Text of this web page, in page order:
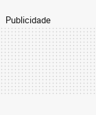
Publicidade